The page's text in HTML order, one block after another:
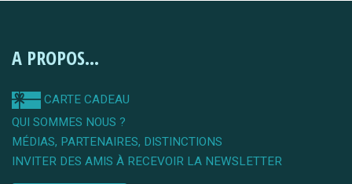
A PROPOS...
CARTE CADEAU
QUI SOMMES NOUS ?
MÉDIAS, PARTENAIRES, DISTINCTIONS
INVITER DES AMIS À RECEVOIR LA NEWSLETTER